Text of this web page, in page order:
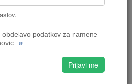
obdelavo podatkov za namene
»
Prijavi me